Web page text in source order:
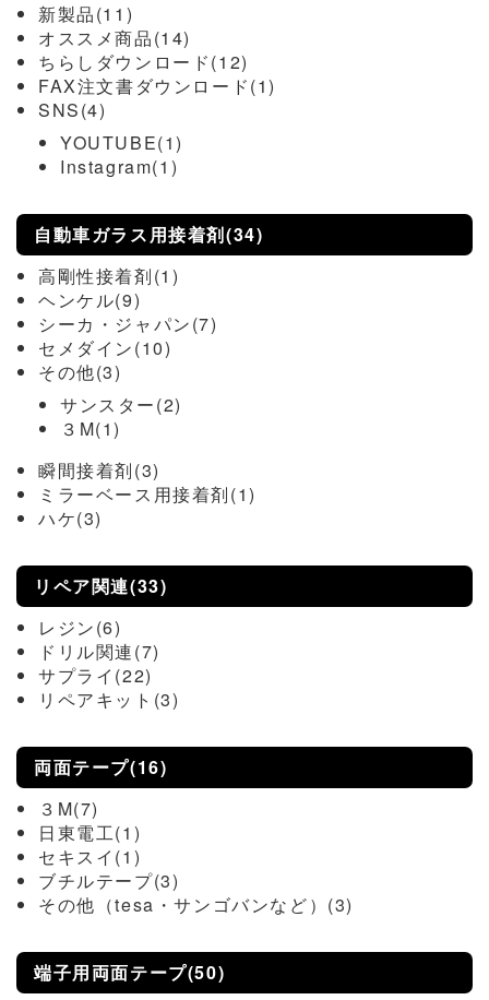
新製品(11)
オススメ商品(14)
ちらしダウンロード(12)
FAX注文書ダウンロード(1)
SNS(4)
YOUTUBE(1)
Instagram(1)
自動車ガラス用接着剤(34)
高剛性接着剤(1)
ヘンケル(9)
シーカ・ジャパン(7)
セメダイン(10)
その他(3)
サンスター(2)
３M(1)
瞬間接着剤(3)
ミラーベース用接着剤(1)
ハケ(3)
リペア関連(33)
レジン(6)
ドリル関連(7)
サプライ(22)
リペアキット(3)
両面テープ(16)
３M(7)
日東電工(1)
セキスイ(1)
ブチルテープ(3)
その他（tesa・サンゴバンなど）(3)
端子用両面テープ(50)